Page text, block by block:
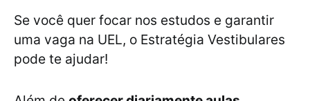
Se você quer focar nos estudos e garantir
uma vaga na UEL, o Estratégia Vestibulares
pode te ajudar!